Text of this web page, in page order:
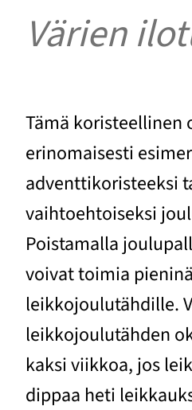
Värien
Tämä koristeellinen
erinomaisesti
adventtikoristeeksi
vaihtoehtoiseksi
Poistamalla
voivat toimia
leikkojoulutähdille.
leikkojoulutähden
kaksi viikkoa, jos
dippaa heti